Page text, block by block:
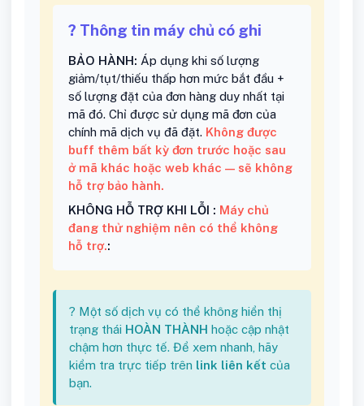
? Thông tin máy chủ có ghi
BẢO HÀNH: Áp dụng khi số lượng
giảm/tụt/thiếu thấp hơn mức bắt đầu +
số lượng đặt của đơn hàng duy nhất tại
mã đó. Chỉ được sử dụng mã đơn của
chính mã dịch vụ đã đặt. Không được
buff thêm bất kỳ đơn trước hoặc sau
ở mã khác hoặc web khác — sẽ không
hỗ trợ bảo hành.
KHÔNG HỖ TRỢ KHI LỖI : Máy chủ
đang thử nghiệm nên có thể không
hỗ trợ.:
? Một số dịch vụ có thể không hiển thị
trạng thái HOÀN THÀNH hoặc cập nhật
chậm hơn thực tế. Để xem nhanh, hãy
kiểm tra trực tiếp trên link liên kết của
bạn.